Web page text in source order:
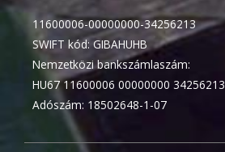
11600006-00000000-34256213
SWIFT kód: GIBAHUHB
Nemzetközi bankszámlaszám:
HU67 11600006 00000000 34256213
Adószám: 18502648-1-07